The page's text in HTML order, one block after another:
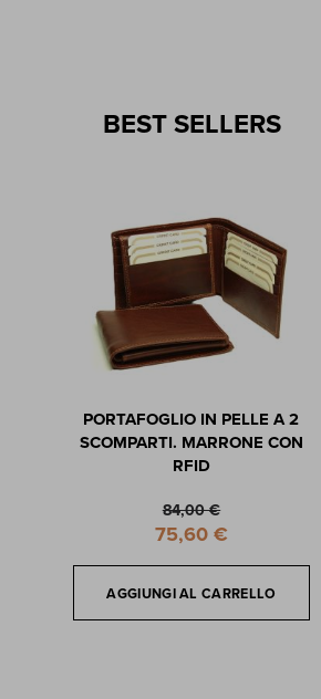
BEST SELLERS
PORTAFOGLIO IN PELLE A 2
SCOMPARTI. MARRONE CON
RFID
84,00 €
S
p
e
i
a
75,60 €
AGGIUNGI AL CARRELLO